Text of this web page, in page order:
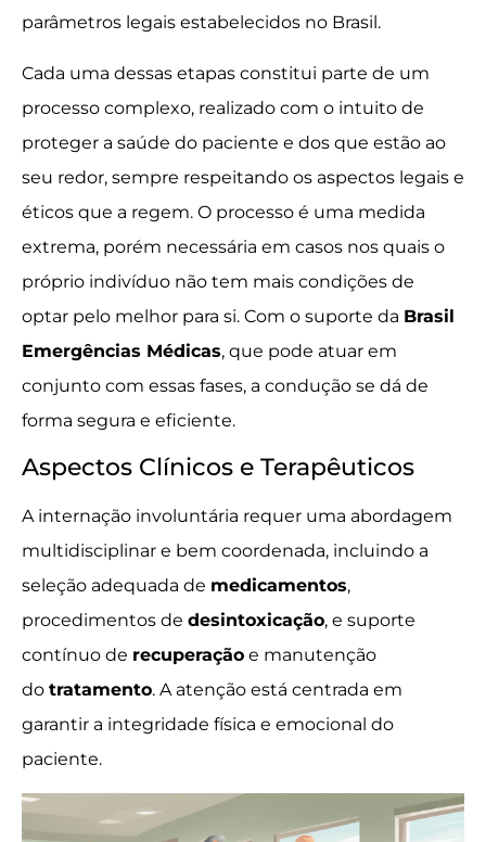
parâmetros legais estabelecidos no Brasil.
Cada uma dessas etapas constitui parte de um
processo complexo, realizado com o intuito de
proteger a saúde do paciente e dos que estão ao
seu redor, sempre respeitando os aspectos legais e
éticos que a regem. O processo é uma medida
extrema, porém necessária em casos nos quais o
próprio indivíduo não tem mais condições de
optar pelo melhor para si. Com o suporte da Brasil
Emergências Médicas, que pode atuar em
conjunto com essas fases, a condução se dá de
forma segura e eficiente.
Aspectos Clínicos e Terapêuticos
A internação involuntária requer uma abordagem
multidisciplinar e bem coordenada, incluindo a
seleção adequada de medicamentos,
procedimentos de desintoxicação, e suporte
contínuo de recuperação e manutenção
do tratamento. A atenção está centrada em
garantir a integridade física e emocional do
paciente.